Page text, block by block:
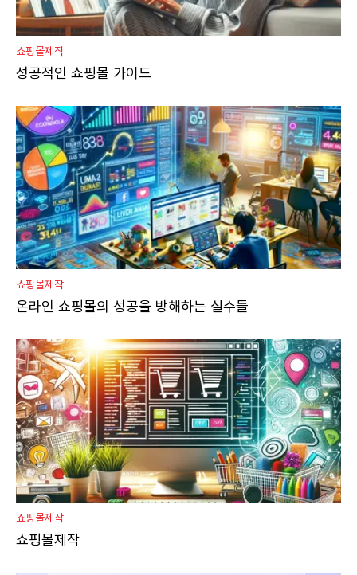
쇼핑몰제작
성공적인 쇼핑몰 가이드
쇼핑몰제작
온라인 쇼핑몰의 성공을 방해하는 실수들
쇼핑몰제작
쇼핑몰제작